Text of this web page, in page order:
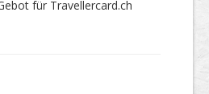
für Travellercard.ch